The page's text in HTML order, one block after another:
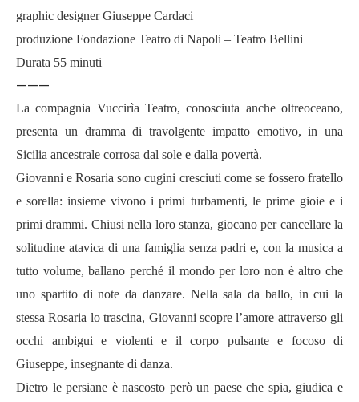
graphic designer Giuseppe Cardaci
produzione Fondazione Teatro di Napoli – Teatro Bellini
Durata 55 minuti
———
La compagnia Vuccirìa Teatro, conosciuta anche oltreoceano,
presenta un dramma di travolgente impatto emotivo, in una
Sicilia ancestrale corrosa dal sole e dalla povertà.
Giovanni e Rosaria sono cugini cresciuti come se fossero fratello
e sorella: insieme vivono i primi turbamenti, le prime gioie e i
primi drammi. Chiusi nella loro stanza, giocano per cancellare la
solitudine atavica di una famiglia senza padri e, con la musica a
tutto volume, ballano perché il mondo per loro non è altro che
uno spartito di note da danzare. Nella sala da ballo, in cui la
stessa Rosaria lo trascina, Giovanni scopre l’amore attraverso gli
occhi ambigui e violenti e il corpo pulsante e focoso di
Giuseppe, insegnante di danza.
Dietro le persiane è nascosto però un paese che spia, giudica e